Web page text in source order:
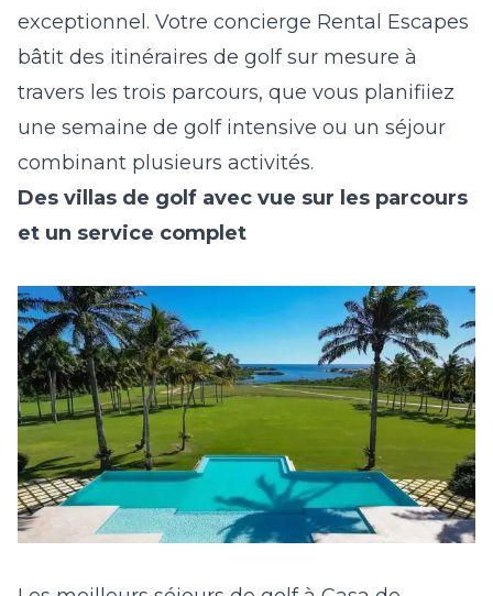
exceptionnel. Votre concierge Rental Escapes
bâtit des itinéraires de golf sur mesure à
travers les trois parcours, que vous planifiiez
une semaine de golf intensive ou un séjour
combinant plusieurs activités.
Des villas de golf avec vue sur les parcours
et un service complet